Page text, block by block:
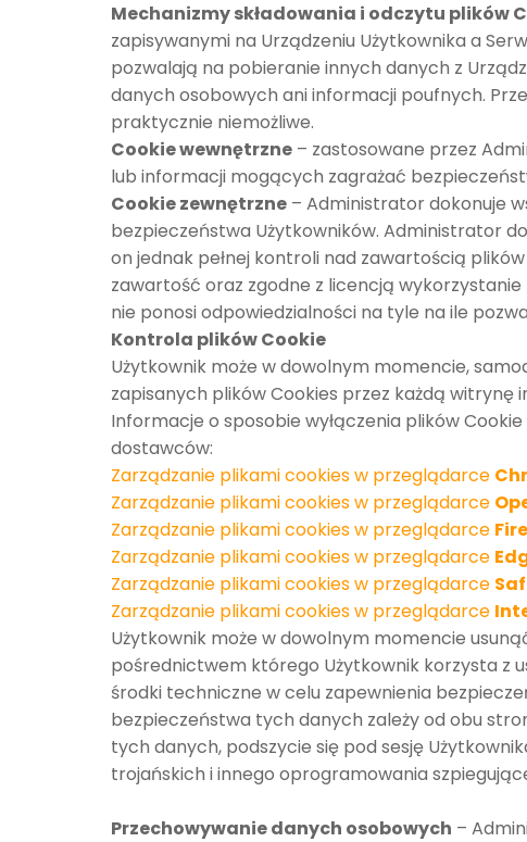
Mechanizmy składowania i odczytu plików
zapisywanymi na Urządzeniu Użytkownika a
pozwalają na pobieranie innych danych z
danych osobowych ani informacji poufnych.
praktycznie niemożliwe.
Cookie wewnętrzne – zastosowane przez
lub informacji mogących zagrażać
Cookie zewnętrzne – Administrator dokonuje
bezpieczeństwa Użytkowników. Administrator
on jednak pełnej kontroli nad zawartością
zawartość oraz zgodne z licencją
nie ponosi odpowiedzialności na tyle na ile
Kontrola plików Cookie
Użytkownik może w dowolnym momencie,
zapisanych plików Cookies przez każdą witrynę
Informacje o sposobie wyłączenia plików
dostawców:
Zarządzanie plikami cookies w przeglądarce
Zarządzanie plikami cookies w przeglądarce
Zarządzanie plikami cookies w przeglądarce
Zarządzanie plikami cookies w przeglądarce
Zarządzanie plikami cookies w przeglądarce
Zarządzanie plikami cookies w przeglądarce
Użytkownik może w dowolnym momencie
pośrednictwem którego Użytkownik korzysta z
środki techniczne w celu zapewnienia
bezpieczeństwa tych danych zależy od obu
tych danych, podszycie się pod sesję
trojańskich i innego oprogramowania
Przechowywanie danych osobowych –